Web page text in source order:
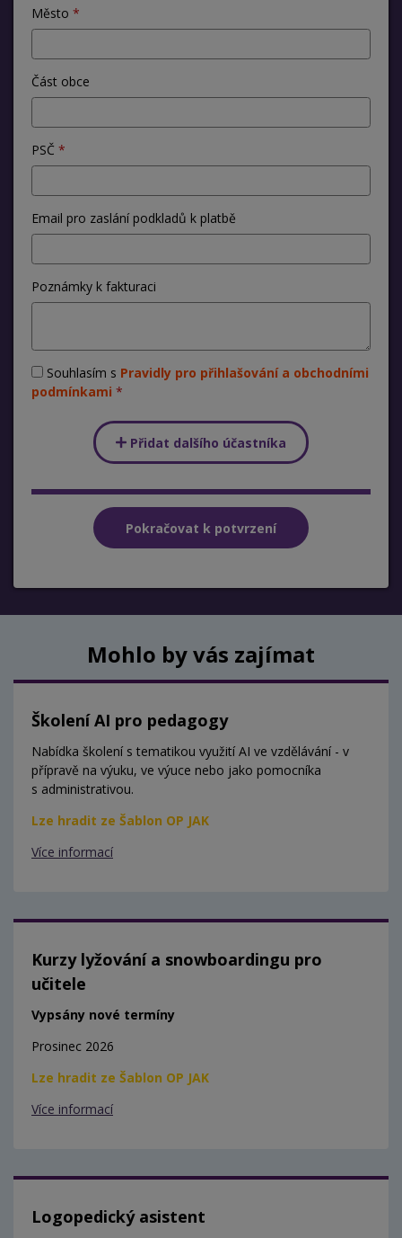
Město
Část obce
PSČ
Email pro zaslání podkladů k platbě
Poznámky k fakturaci
Souhlasím s Pravidly pro přihlašování a obchodními
podmínkami
Přidat dalšího účastníka
Mohlo by vás zajímat
Školení AI pro pedagogy
Nabídka školení s tematikou využití AI ve vzdělávání - v
přípravě na výuku, ve výuce nebo jako pomocníka
s administrativou.
Lze hradit ze Šablon OP JAK
Více informací
Kurzy lyžování a snowboardingu pro
učitele
Vypsány nové termíny
Prosinec 2026
Lze hradit ze Šablon OP JAK
Více informací
Logopedický asistent